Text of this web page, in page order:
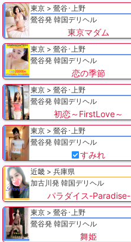
東京
鶯谷･上野
鶯谷発 韓国デリヘル
東京マダム
東京
鶯谷･上野
鶯谷発 韓国デリヘル
恋の季節
東京
鶯谷･上野
鶯谷発 韓国デリヘル
初恋～FirstLove～
東京
鶯谷･上野
鶯谷発 韓国デリヘル
すみれ
近畿
兵庫県
加古川発 韓国デリヘル
パラダイス-Paradise-
東京
鶯谷･上野
鶯谷発 韓国デリヘル
舞姫